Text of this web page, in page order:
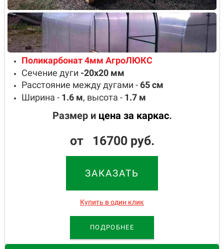
Поликарбонат 4мм АгроЛЮКС
Сечение дуги -20х20 мм
Расстояние между дугами -65см
Ширина - 1.6 м, высота - 1.7 м
Размер и цена за каркас.
от 16700 руб.
ЗАКАЗАТЬ
Купить в один клик
ПОДРОБНЕЕ